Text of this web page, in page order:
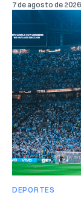
7 de agosto de 2026
DEPORTES